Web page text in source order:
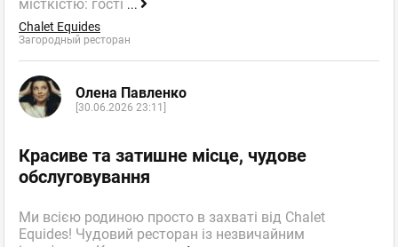
місткістю: гості ...
Chalet Equides
Загородный ресторан
Олена Павленко
[30.06.2026 23:11]
Красиве та затишне місце, чудове
обслуговування
Ми всією родиною просто в захваті від Chalet
Equides! Чудовий ресторан із незвичайним